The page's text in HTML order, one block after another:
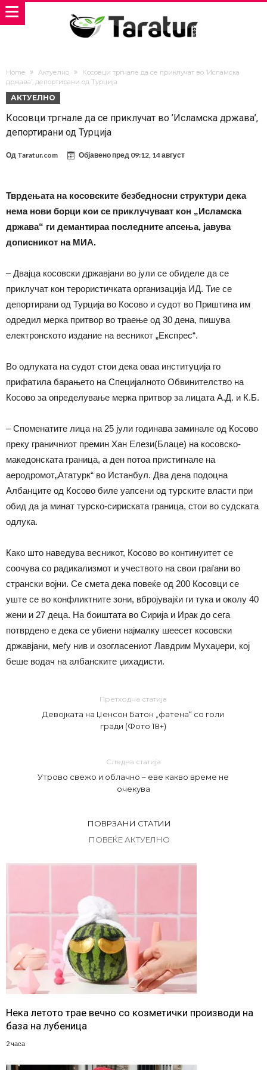
Home Актуелно
Косовци тргнале да се приклучат во ’Исламска
држава’, депортирани од Турција
АКТУЕЛНО
Косовци тргнале да се приклучат во ’Исламска држава’,
депортирани од Турција
Од Taratur.com Објавено пред 09:12, 14 август
Тврдењата на косовските безбедносни структури дека
нема нови борци кои се приклучуваат кон „Исламска
држава“ ги демантираа последните апсења, јавува
дописникот на МИА.
– Двајца косовски државјани во јули се обиделе да се
приклучат кон терористичката организација ИД. Тие се
депортирани од Турција во Косово и судот во Приштина им
одредил мерка притвор во траење од 30 дена, пишува
електронското издание на весникот „Експрес“.
Во одлуката на судот стои дека оваа институција го
прифатила барањето на Специјалното Обвинителство на
Косово за определување мерка притвор за лицата А.Д. и К.Б.
– Споменатите лица на 25 јули годинава заминале од Косово
преку граничниот премин Хан Елези(Блаце) на косовско-
македонската граница, а ден потоа пристигнале на
аеродромот„Ататурк“ во Истанбул. Два дена подоцна
Албанците од Косово биле уапсени од турските власти при
обид да ја минат турско-сириската граница, стои во судската
одлука.
Како што наведува весникот, Косово во континуитет се
соочува со радикализмот и учеството на свои граѓани во
странски војни. Се смета дека повеќе од 200 Косовци се
уште се во конфликтните зони, вбројувајќи ги тука и околу 40
жени и 27 деца. На боиштата во Сирија и Ирак до сега
потврдено е дека се убиени најмалку шеесет косовски
државјани, меѓу нив и озогласениот Лавдрим Мухаџери, кој
беше водач на албанските џихадисти.
Претходна статија
Девојката на Џенсон Батон „фатена“ со голи
гради (Фото 18+)
Следна статија
Утрово свежо и облачно – еве какво време не
очекува
ПОВРЗАНИ СТАТИИ
ПОВЕЌЕ АКТУЕЛНО
Нека летото трае вечно со козметички производи на
база на лубеница
2 часа